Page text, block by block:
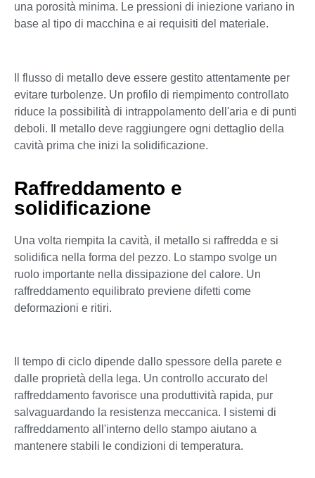
una porosità minima. Le pressioni di iniezione variano in
base al tipo di macchina e ai requisiti del materiale.
Il flusso di metallo deve essere gestito attentamente per
evitare turbolenze. Un profilo di riempimento controllato
riduce la possibilità di intrappolamento dell'aria e di punti
deboli. Il metallo deve raggiungere ogni dettaglio della
cavità prima che inizi la solidificazione.
Raffreddamento e
solidificazione
Una volta riempita la cavità, il metallo si raffredda e si
solidifica nella forma del pezzo. Lo stampo svolge un
ruolo importante nella dissipazione del calore. Un
raffreddamento equilibrato previene difetti come
deformazioni e ritiri.
Il tempo di ciclo dipende dallo spessore della parete e
dalle proprietà della lega. Un controllo accurato del
raffreddamento favorisce una produttività rapida, pur
salvaguardando la resistenza meccanica. I sistemi di
raffreddamento all'interno dello stampo aiutano a
mantenere stabili le condizioni di temperatura.